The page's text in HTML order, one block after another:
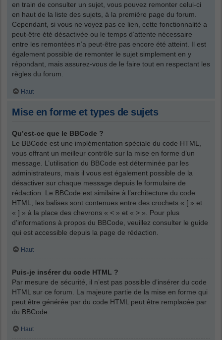
en train de consulter un sujet, vous pouvez remonter celui-ci
en haut de la liste des sujets, à la première page du forum.
Cependant, si vous ne voyez pas ce lien, cette fonctionnalité a
peut-être été désactivée ou le temps d’attente nécessaire
entre les remontées n’a peut-être pas encore été atteint. Il est
également possible de remonter le sujet simplement en y
répondant, mais assurez-vous de le faire tout en respectant les
règles du forum.
Haut
Mise en forme et types de sujets
Qu’est-ce que le BBCode ?
Le BBCode est une implémentation spéciale du code HTML,
vous offrant un meilleur contrôle sur la mise en forme d’un
message. L’utilisation du BBCode est déterminée par les
administrateurs, mais il vous est également possible de la
désactiver sur chaque message depuis le formulaire de
rédaction. Le BBCode est similaire à l’architecture du code
HTML, les balises sont contenues entre des crochets « [ » et
« ] » à la place des chevrons « < » et « > ». Pour plus
d’informations à propos du BBCode, veuillez consulter le guide
qui est accessible depuis la page de rédaction.
Haut
Puis-je insérer du code HTML ?
Par mesure de sécurité, il n’est pas possible d’insérer du code
HTML sur ce forum. La majeure partie de la mise en forme qui
peut être générée par du code HTML peut être remplacée par
du BBCode.
Haut